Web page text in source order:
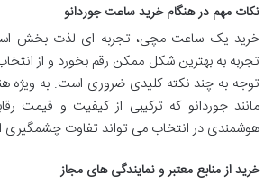
نکات مهم در هنگام خرید ساعت جوردانو
خرید یک ساعت مچی، تجربه ای لذت بخش
تجربه به بهترین شکل ممکن رقم بخورد و از
توجه به چند نکته کلیدی ضروری است. به ویژه
مانند جوردانو که ترکیبی از کیفیت و قیمت
هوشمندی در انتخاب می تواند تفاوت چشمگیری
خرید از منابع معتبر و نمایندگی های مجاز